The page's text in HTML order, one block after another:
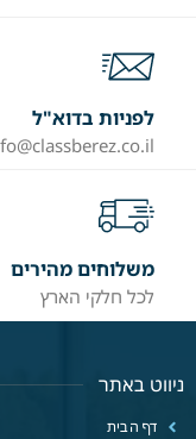
לפניות בדוא"ל
משלוחים מהירים
לכל חלקי הארץ
ניווט באתר
דף הבית